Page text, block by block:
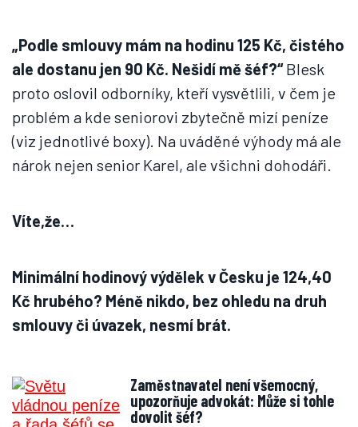
„Podle smlouvy mám na hodinu 125 Kč, čistého
ale dostanu jen 90 Kč. Nešidí mě šéf?“Blesk
proto oslovil odborníky, kteří vysvětlili, v čem je
problém a kde seniorovi zbytečně mizí peníze
(viz jednotlivé boxy). Na uváděné výhody má ale
nárok nejen senior Karel, ale všichni dohodáři.
Víte,že…
Minimální hodinový výdělek v Česku je 124,40
Kč hrubého? Méně nikdo, bez ohledu na druh
smlouvy či úvazek, nesmí brát.
Zaměstnavatel není všemocný,
upozorňuje advokát: Může si tohle
dovolit šéf?